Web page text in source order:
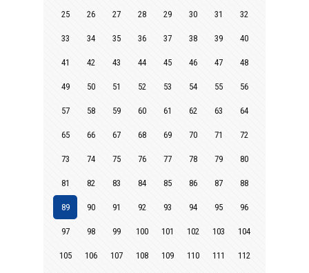
25 26 27 28 29 30 31 32
33 34 35 36 37 38 39 40
41 42 43 44 45 46 47 48
49 50 51 52 53 54 55 56
57 58 59 60 61 62 63 64
65 66 67 68 69 70 71 72
73 74 75 76 77 78 79 80
81 82 83 84 85 86 87 88
89 90 91 92 93 94 95 96
97 98 99 100 101 102 103 104
105 106 107 108 109 110 111 112